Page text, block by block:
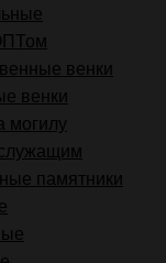
венки
венки
могилу
памятники